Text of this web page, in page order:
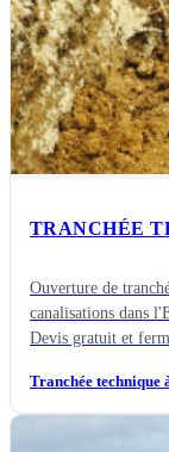
TRANCHÉE
Ouverture de
canalisations dans
Devis gratuit et
Tranchée technique